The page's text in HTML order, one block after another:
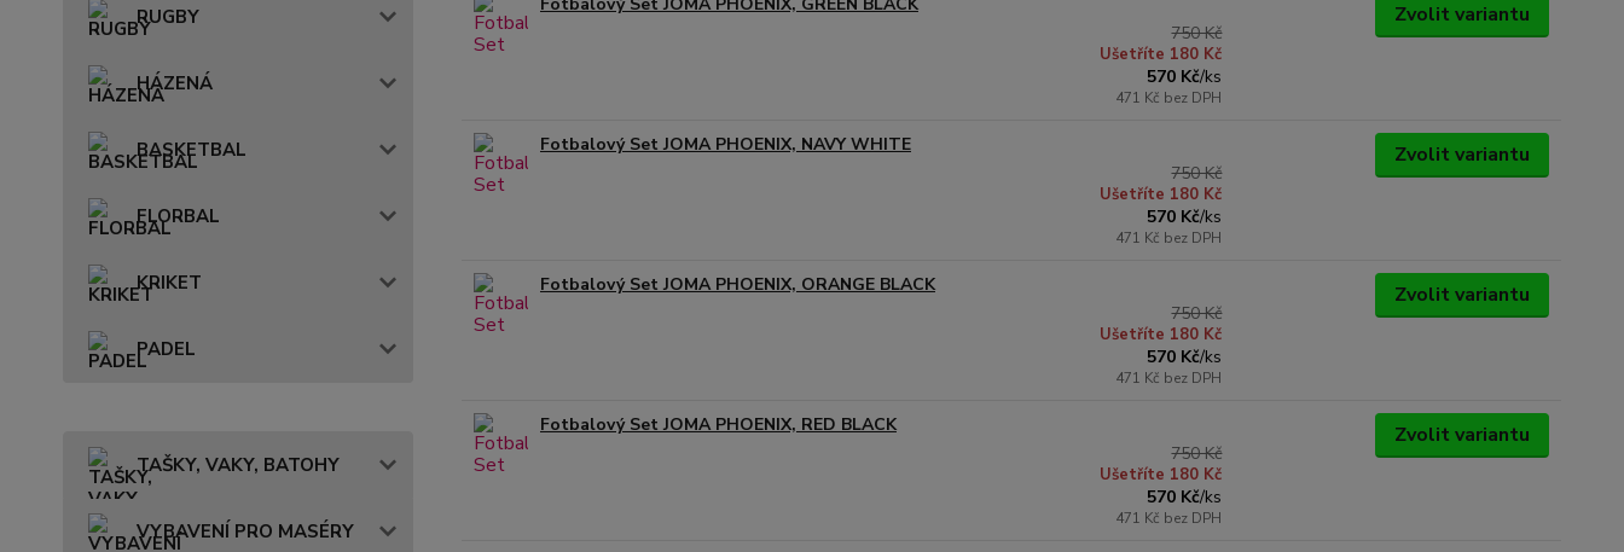
RUGBY
HÁZENÁ
BASKETBAL
FLORBAL
KRIKET
PADEL
TAŠKY, VAKY, BATOHY
VYBAVENÍ PRO MASÉRY
750 Kč
Ušetříte 180 Kč
570 Kč/ks
471 Kč bez DPH
Zvolit variantu
Fotbalový Set JOMA PHOENIX, NAVY WHITE
750 Kč
Ušetříte 180 Kč
570 Kč/ks
471 Kč bez DPH
Zvolit variantu
Fotbalový Set JOMA PHOENIX, ORANGE BLACK
750 Kč
Ušetříte 180 Kč
570 Kč/ks
471 Kč bez DPH
Zvolit variantu
Fotbalový Set JOMA PHOENIX, RED BLACK
750 Kč
Ušetříte 180 Kč
570 Kč/ks
471 Kč bez DPH
Zvolit variantu